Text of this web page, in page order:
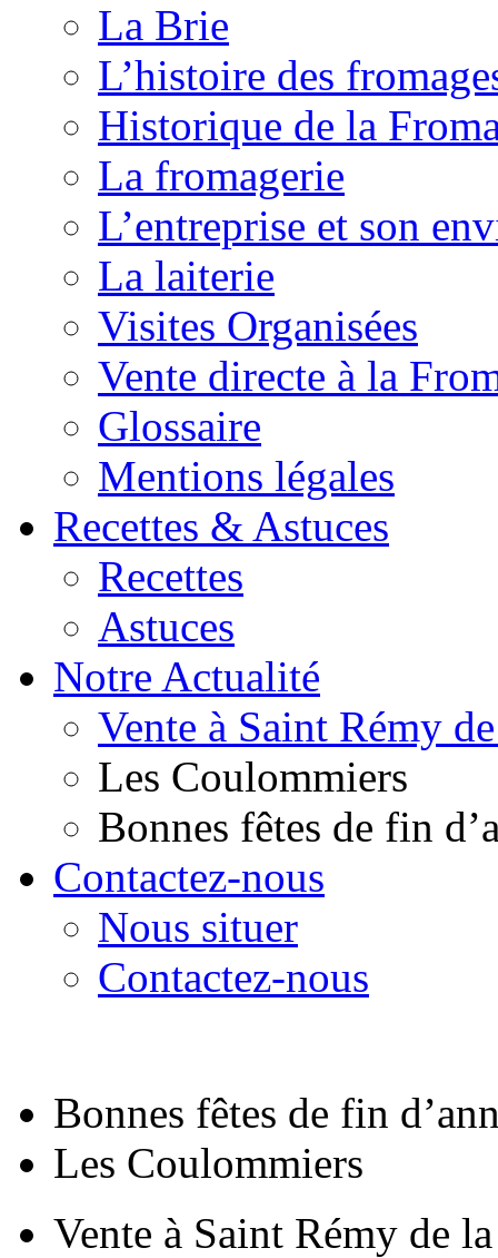
La Brie
L’histoire des
Historique de la
La fromagerie
L’entreprise et son
La laiterie
Visites Organisées
Vente directe à la
Glossaire
Mentions légales
Recettes & Astuces
Recettes
Astuces
Notre Actualité
Vente à Saint Rémy
Les Coulommiers
Bonnes fêtes de fin
Contactez-nous
Nous situer
Contactez-nous
Bonnes fêtes de fin
Les Coulommiers
Vente à Saint Rémy de